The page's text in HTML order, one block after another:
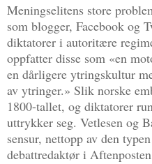
Meningselitens store
som blogger, Facebook og
diktatorer i autoritære
oppfatter disse som «en
en dårligere ytringskultur
av ytringer.» Slik norske
1800-tallet, og diktatorer
uttrykker seg. Vetlesen og
sensur, nettopp av den
debattredaktør i